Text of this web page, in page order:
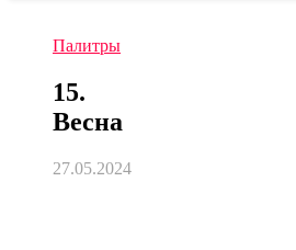
Палитры
15.
Весна
27.05.2024